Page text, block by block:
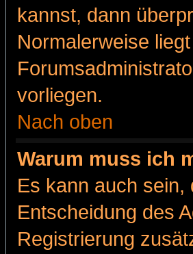
kannst, dann
Normalerweise
vorliegen.
Nach oben
Warum muss ich
Es kann auch
Entscheidung des
Registrierung